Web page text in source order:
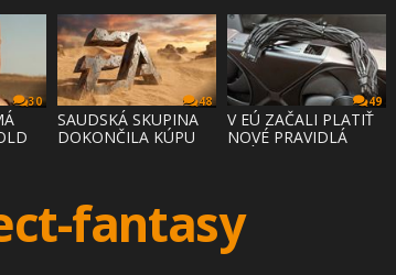
30 48
SAUDSKÁ SKUPINA
DOKONČILA KÚPU
49
V EÚ ZAČALI PLATIŤ
NOVÉ PRAVIDLÁ
fantasy